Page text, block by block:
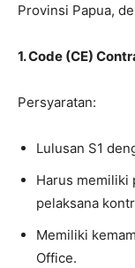
Provinsi Papua,
1. Code (CE)
Persyaratan:
Lulusan S1
Harus memiliki
pelaksana
Memiliki
Office.